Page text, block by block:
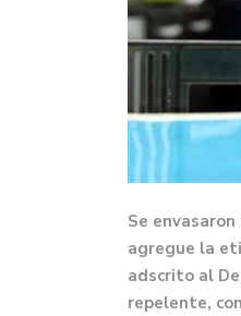
Se
agregue la
adscrito al
repelente,